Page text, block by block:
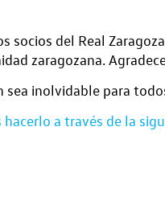
socios del Real
zaragozana.
sea inolvidable para
a través de la